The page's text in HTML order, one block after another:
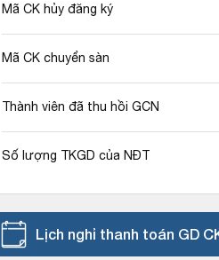
Mã CK hủy đăng ký
Mã CK chuyển sàn
Thành viên đã thu hồi GCN
Số lượng TKGD của NĐT
Lịch nghỉ thanh toán GD